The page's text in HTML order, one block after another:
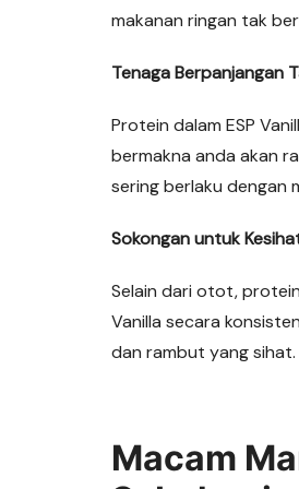
makanan ringan tak
Tenaga Berpanjangan
Protein dalam ESP
bermakna anda akan
sering berlaku dengan
Sokongan untuk
Selain dari otot,
Vanilla secara
dan rambut yang sihat.
Macam